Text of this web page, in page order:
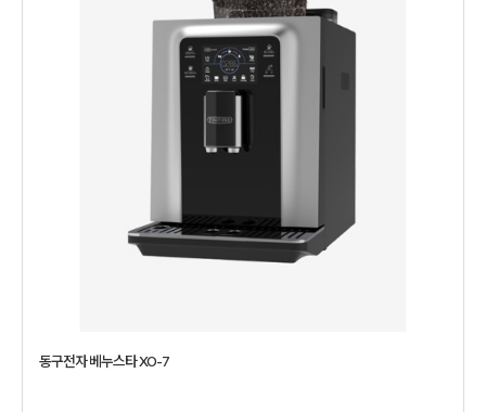
동구전자 베누스타 XO-7